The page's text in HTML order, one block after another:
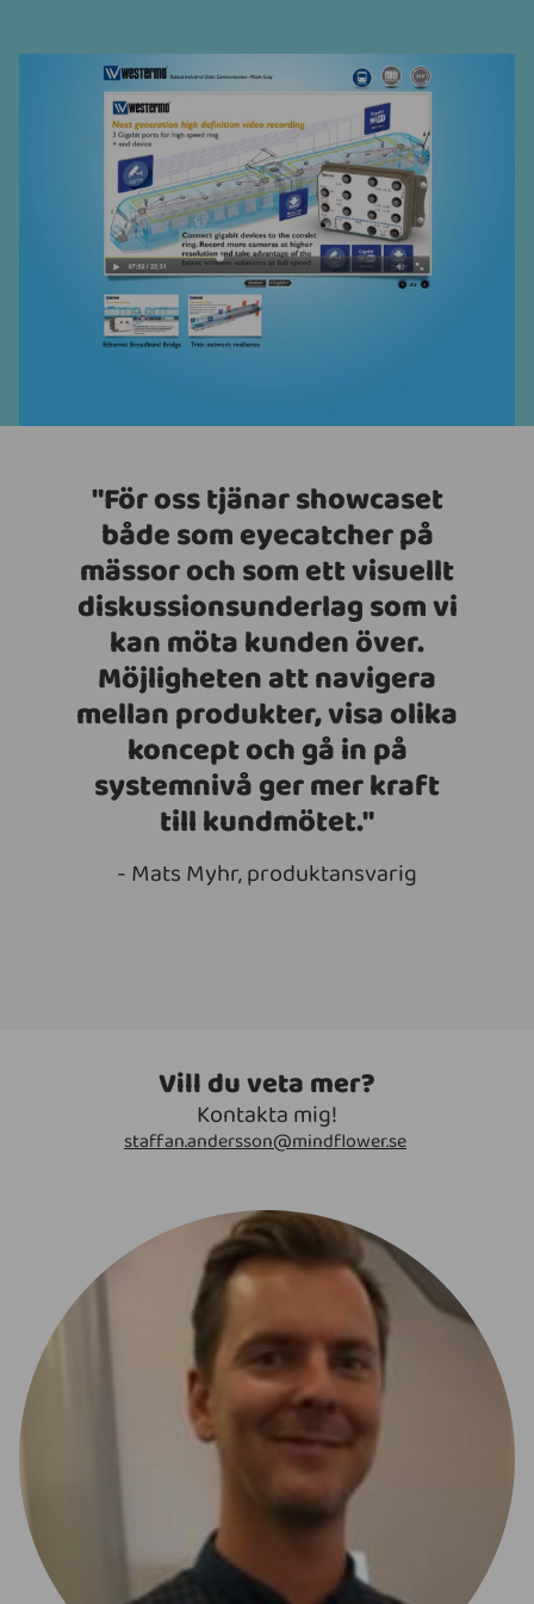
"För oss tjänar showcaset
både som eyecatcher på
mässor och som ett visuellt
diskussionsunderlag som vi
kan möta kunden över.
Möjligheten att navigera
mellan produkter, visa olika
koncept och gå in på
systemnivå ger mer kraft
till kundmötet."
- Mats Myhr, produktansvarig
Vill du veta mer?
Kontakta mig!
staffan.andersson@mindflower.se